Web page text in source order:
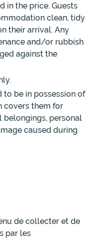
in the price. Guests
clean, tidy
their arrival. Any
and/or rubbish
against the
to be in possession of
covers them for
belongings, personal
caused during
de collecter et de
par les